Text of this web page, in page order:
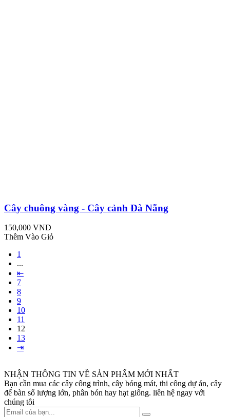
Cây chuông vàng - Cây cảnh Đà Nẵng
150,000 VND
Thêm Vào Giỏ
1
...
⇤
7
8
9
10
11
12
13
⇥
NHẬN THÔNG TIN VỀ SẢN PHẨM MỚI NHẤT
Bạn cần mua các cây công trình, cây bóng mát, thi công dự án, cây
để bàn số lượng lớn, phân bón hay hạt giống. liên hệ ngay với
chúng tôi